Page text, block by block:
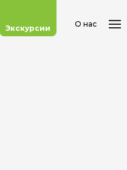
Экскурсии О нас